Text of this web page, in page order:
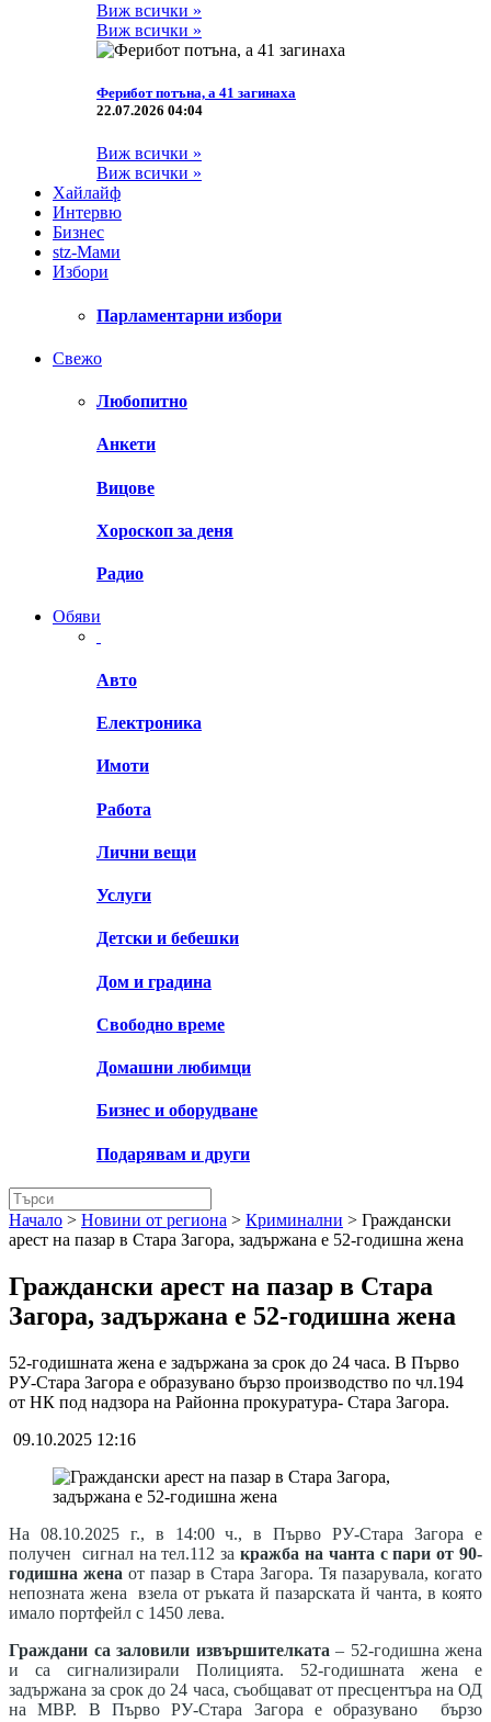
Виж всички »
Виж всички »
Ферибот потъна, а 41 загинаха
22.07.2026 04:04
Виж всички »
Виж всички »
Хайлайф
Интервю
Бизнес
stz-Мами
Избори
Парламентарни избори
Свежо
Любопитно
Анкети
Вицове
Хороскоп за деня
Радио
Обяви
Авто
Електроника
Имоти
Работа
Лични вещи
Услуги
Детски и бебешки
Дом и градина
Свободно време
Домашни любимци
Бизнес и оборудване
Подарявам и други
Начало > Новини от региона > Криминални > Граждански
арест на пазар в Стара Загора, задържана е 52-годишна жена
Граждански арест на пазар в Стара
Загора, задържана е 52-годишна жена
52-годишната жена е задържана за срок до 24 часа. В Първо
РУ-Стара Загора е образувано бързо производство по чл.194
от НК под надзора на Районна прокуратура- Стара Загора.
09.10.2025 12:16
На 08.10.2025 г., в 14:00 ч., в Първо РУ-Стара Загора е
получен сигнал на тел.112 за кражба на чанта с пари от 90-
годишна жена от пазар в Стара Загора. Тя пазарувала, когато
непозната жена взела от ръката й пазарската й чанта, в която
имало портфейл с 1450 лева.
Граждани са заловили извършителката – 52-годишна жена
и са сигнализирали Полицията. 52-годишната жена е
задържана за срок до 24 часа, съобщават от пресцентъра на ОД
на МВР. В Първо РУ-Стара Загора е образувано бързо